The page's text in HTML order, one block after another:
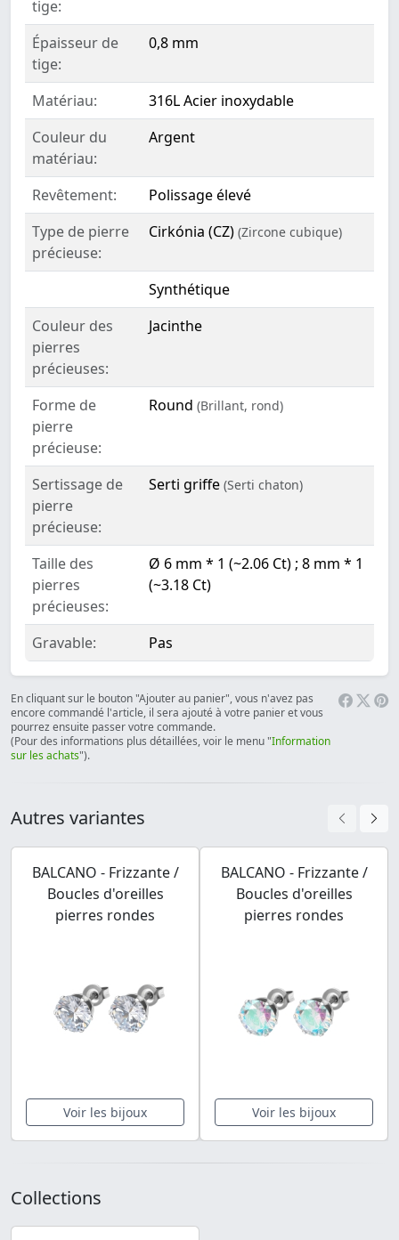
tige:
Épaisseur de
tige:
0,8 mm
Matériau:
316L Acier inoxydable
Couleur du
matériau:
Argent
Revêtement:
Polissage élevé
Type de pierre
précieuse:
Cirkónia (CZ) (Zircone cubique)
Synthétique
Couleur des
pierres
précieuses:
Jacinthe
Forme de
pierre
précieuse:
Round (Brillant, rond)
Sertissage de
pierre
précieuse:
Serti griffe (Serti chaton)
Taille des
pierres
précieuses:
Ø 6 mm * 1 (~2.06 Ct) ; 8 mm * 1
(~3.18 Ct)
Gravable: Pas
En cliquant sur le bouton "Ajouter au panier", vous n'avez pas
encore commandé l'article, il sera ajouté à votre panier et vous
pourrez ensuite passer votre commande.
(Pour des informations plus détaillées, voir le menu "Information
sur les achats").
Autres variantes
BALCANO - Frizzante /
Boucles d'oreilles
pierres rondes
Voir les bijoux
BALCANO - Frizzante /
Boucles d'oreilles
pierres rondes
Voir les bijoux
Collections